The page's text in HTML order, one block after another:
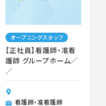
オープニングスタッフ
【正社員】看護師・准看
護師 グループホーム／
／
看護師・准看護師